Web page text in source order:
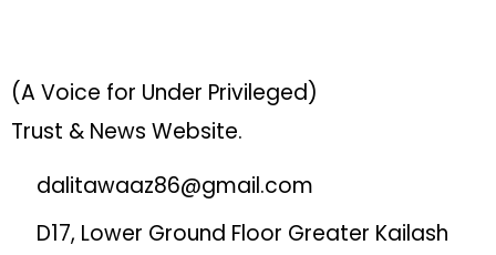
(A Voice for Under Privileged)
Trust & News Website.
dalitawaaz86@gmail.com
D17, Lower Ground Floor Greater Kailash